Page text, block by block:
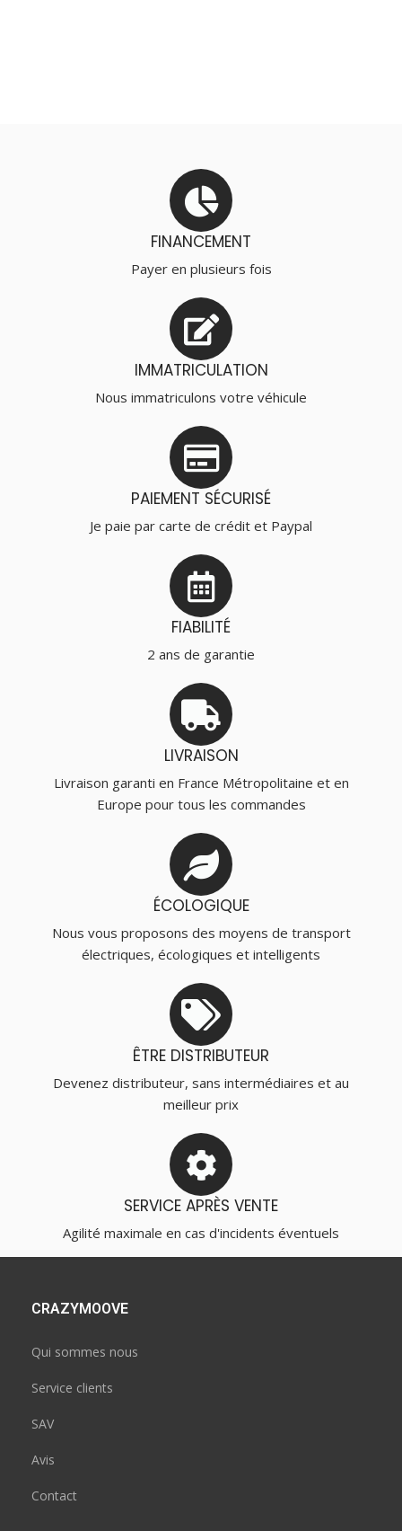
FINANCEMENT
Payer en plusieurs fois
IMMATRICULATION
Nous immatriculons votre véhicule
PAIEMENT SÉCURISÉ
Je paie par carte de crédit et Paypal
FIABILITÉ
2 ans de garantie
LIVRAISON
Livraison garanti en France Métropolitaine et en
Europe pour tous les commandes
ÉCOLOGIQUE
Nous vous proposons des moyens de transport
électriques, écologiques et intelligents
ÊTRE DISTRIBUTEUR
Devenez distributeur, sans intermédiaires et au
meilleur prix
SERVICE APRÈS VENTE
Agilité maximale en cas d'incidents éventuels
CRAZYMOOVE
Qui sommes nous
Service clients
SAV
Avis
Contact